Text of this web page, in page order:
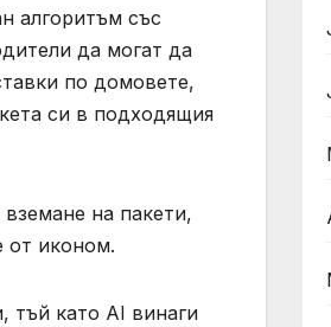
алгоритъм със
да могат да
по домовете,
си в подходящия
на пакети,
от иконом.
тъй като AI винаги